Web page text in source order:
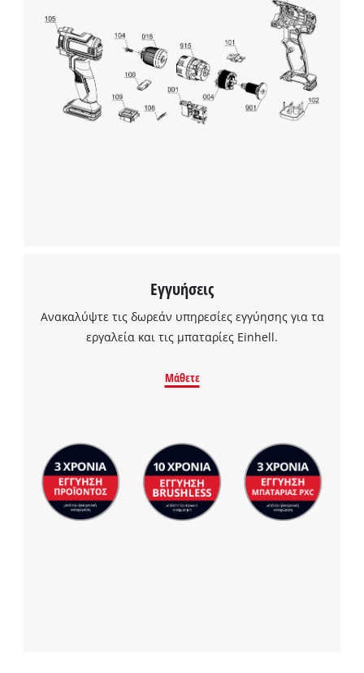
This content is not permitted to load due
to trackers that are not disclosed to the
visitor. The website owner needs to setup
the site with their CMP to add this content
to the list of technologies used.
Εγγυήσεις
Ανακαλύψτε τις δωρεάν υπηρεσίες εγγύησης για τα
εργαλεία και τις μπαταρίες Einhell.
Μάθετε